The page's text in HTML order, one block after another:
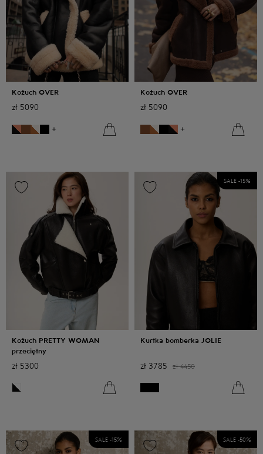
Kożuch OVER
zł 5090
+
Kożuch OVER
zł 5090
+
Kożuch PRETTY WOMAN
przeciętny
zł 5300
Kurtka bomberka JOLIE
zł 3785 zł 4450
SALE -15%
SALE -15% SALE -50 %